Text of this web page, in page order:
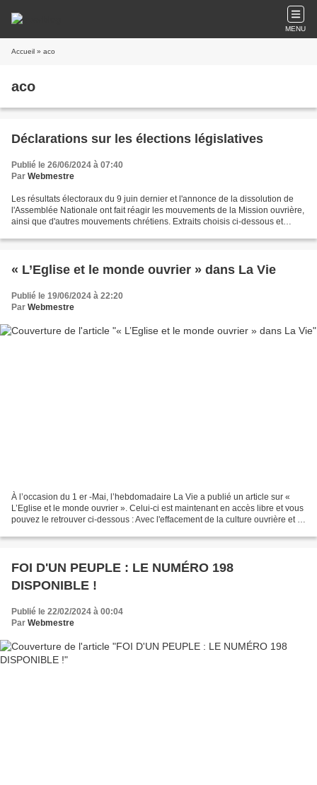
MENU
Accueil » aco
aco
Déclarations sur les élections législatives
Publié le 26/06/2024 à 07:40
Par Webmestre
Les résultats électoraux du 9 juin dernier et l'annonce de la dissolution de
l'Assemblée Nationale ont fait réagir les mouvements de la Mission ouvrière,
ainsi que d'autres mouvements chrétiens. Extraits choisis ci-dessous et
« L’Eglise et le monde ouvrier » dans La Vie
Publié le 19/06/2024 à 22:20
Par Webmestre
À l’occasion du 1 er -Mai, l’hebdomadaire La Vie a publié un article sur «
L’Eglise et le monde ouvrier ». Celui-ci est maintenant en accès libre et vous
pouvez le retrouver ci-dessous : Avec l'effacement de la culture ouvrière et la
FOI D'UN PEUPLE : LE NUMÉRO 198
DISPONIBLE !
Publié le 22/02/2024 à 00:04
Par Webmestre